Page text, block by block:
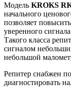
Модель KROKS
начального
позволяет
уверенного
Такого класса
сигналом
небольшой
Репитер снабжен
диагностировать